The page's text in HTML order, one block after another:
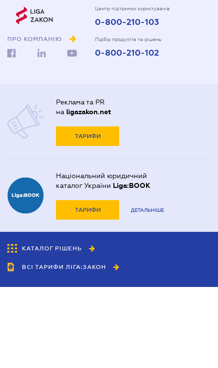
ПРО КОМПАНІЮ
Центр підтримки користувачів
0-800-210-103
Підбір продуктів та рішень
0-800-210-102
Реклама та PR
на ligazakon.net
ТАРИФИ
Національний юридичний
каталог України Liga:BOOK
ТАРИФИ ДЕТАЛЬНІШЕ
КАТАЛОГ РІШЕНЬ
ВСІ ТАРИФИ ЛІГА:ЗАКОН